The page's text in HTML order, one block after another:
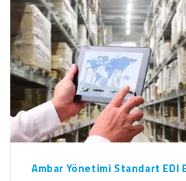
Ambar Yönetimi Standart EDI